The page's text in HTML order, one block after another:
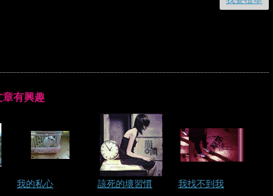
章有興趣
我的私心 該死的壞習慣 我找不到我